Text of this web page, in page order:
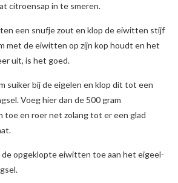
citroensap in te smeren.
een snufje zout en klop de eiwitten stijf
met de eiwitten op zijn kop houdt en het
uit, is het goed.
suiker bij de eigelen en klop dit tot een
Voeg hier dan de 500 gram
toe en roer net zolang tot er een glad
opgeklopte eiwitten toe aan het eigeel-